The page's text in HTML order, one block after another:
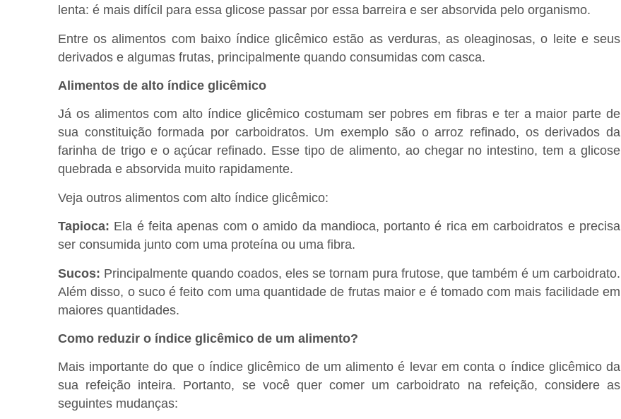
lenta: é mais difícil para essa glicose passar por essa barreira e ser absorvida pelo organismo.
Entre os alimentos com baixo índice glicêmico estão as verduras, as oleaginosas, o leite e seus
derivados e algumas frutas, principalmente quando consumidas com casca.
Alimentos de alto índice glicêmico
Já os alimentos com alto índice glicêmico costumam ser pobres em fibras e ter a maior parte de
sua constituição formada por carboidratos. Um exemplo são o arroz refinado, os derivados da
farinha de trigo e o açúcar refinado. Esse tipo de alimento, ao chegar no intestino, tem a glicose
quebrada e absorvida muito rapidamente.
Veja outros alimentos com alto índice glicêmico:
Tapioca: Ela é feita apenas com o amido da mandioca, portanto é rica em carboidratos e precisa
ser consumida junto com uma proteína ou uma fibra.
Sucos: Principalmente quando coados, eles se tornam pura frutose, que também é um carboidrato.
Além disso, o suco é feito com uma quantidade de frutas maior e é tomado com mais facilidade em
maiores quantidades.
Como reduzir o índice glicêmico de um alimento?
Mais importante do que o índice glicêmico de um alimento é levar em conta o índice glicêmico da
sua refeição inteira. Portanto, se você quer comer um carboidrato na refeição, considere as
seguintes mudanças: